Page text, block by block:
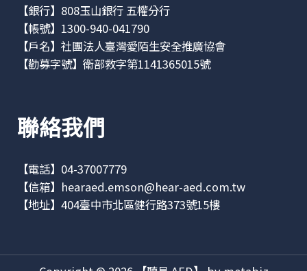
【銀行】808玉山銀行 五權分行
【帳號】1300-940-041790
【戶名】社團法人臺灣愛陌生安全推廣協會
【勸募字號】衛部救字第1141365015號
聯絡我們
【電話】04-37007779
【信箱】 hearaed.emson@hear-aed.com.tw
【地址】 404臺中市北區健行路373號15樓